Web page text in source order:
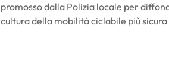
promosso dalla Polizia locale per
cultura della mobilità ciclabile più